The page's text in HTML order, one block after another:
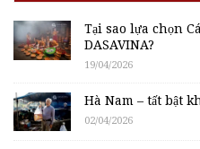
Tại sao lựa chọn
DASAVINA?
19/04/2026
Hà Nam – tất bật
02/04/2026